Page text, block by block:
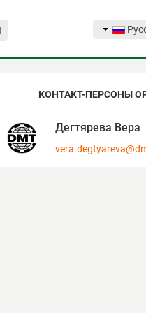
КОНТАКТ-ПЕРСОНЫ
Дегтярева Вера